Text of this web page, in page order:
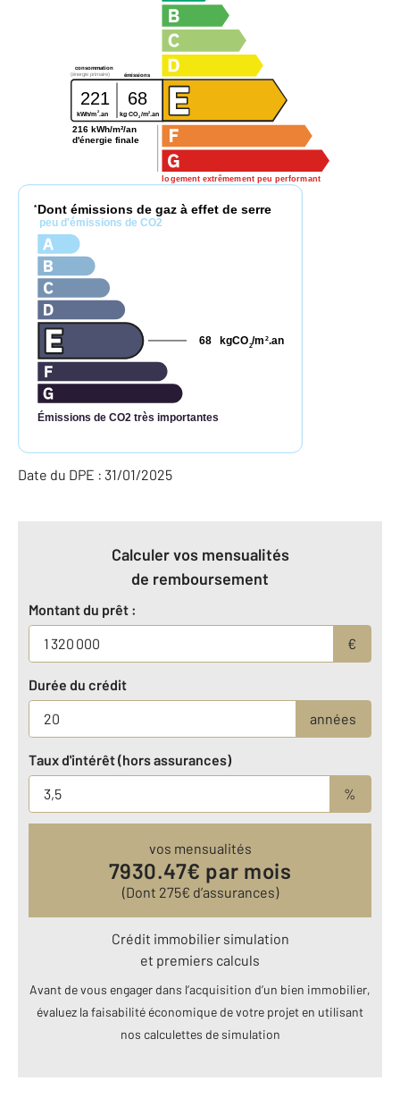
logement extrêmement peu performant
consommation
émissions
(énergie primaire)
221 68
kWh/m2.an kg CO2/m2 .an
216 kWh/m²/an
d'énergie finale
* Dont émissions de gaz à effet de serre
peu d'émissions de CO2
Émissions de CO2 très importantes
kgCO2/m 2.an
68
Date du DPE : 31/01/2025
Calculer vos mensualités
de remboursement
Montant du prêt :
€
Durée du crédit
années
Taux d'intérêt (hors assurances)
%
vos mensualités
7930.47€ par mois
(Dont 275€ d’assurances)
Crédit immobilier simulation
et premiers calculs
Avant de vous engager dans l’acquisition d’un bien immobilier,
évaluez la faisabilité économique de votre projet en utilisant
nos calculettes de simulation